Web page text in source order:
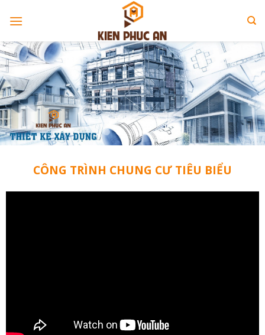
CÔNG TRÌNH CHUNG CƯ TIÊU BIỂU